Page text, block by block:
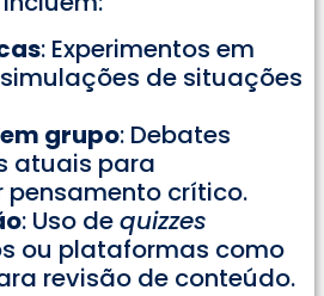
: Experimentos em
de situações
grupo: Debates
atuais para
pensamento crítico.
: Uso dequizzes
ou plataformas como
revisão de conteúdo.